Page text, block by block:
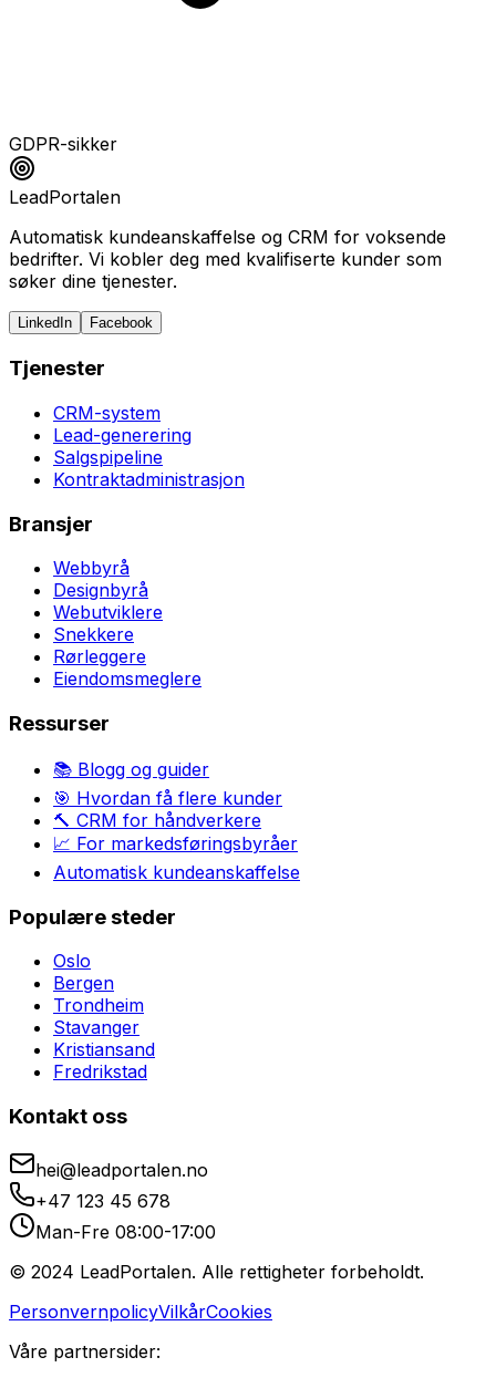
GDPR-sikker
LeadPortalen
Automatisk kundeanskaffelse og CRM for voksende
bedrifter. Vi kobler deg med kvalifiserte kunder som
søker dine tjenester.
LinkedIn Facebook
Tjenester
CRM-system
Lead-generering
Salgspipeline
Kontraktadministrasjon
Bransjer
Webbyrå
Designbyrå
Webutviklere
Snekkere
Rørleggere
Eiendomsmeglere
Ressurser
📚 Blogg og guider
🎯 Hvordan få flere kunder
🔨 CRM for håndverkere
📈 For markedsføringsbyråer
Automatisk kundeanskaffelse
Populære steder
Oslo
Bergen
Trondheim
Stavanger
Kristiansand
Fredrikstad
Kontakt oss
hei@leadportalen.no
+47 123 45 678
Man-Fre 08:00-17:00
© 2024 LeadPortalen. Alle rettigheter forbeholdt.
PersonvernpolicyVilkårCookies
Våre partnersider: